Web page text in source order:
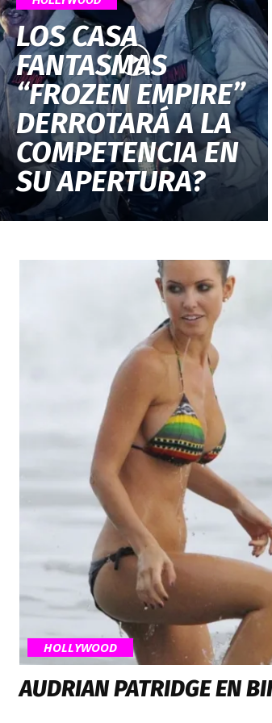
LOS CASA
FANTASMAS
“FROZEN EMPIRE”
DERROTARÁ A LA
COMPETENCIA EN
SU APERTURA?
HOLLYWOOD
AUDRIAN PATRIDGE EN